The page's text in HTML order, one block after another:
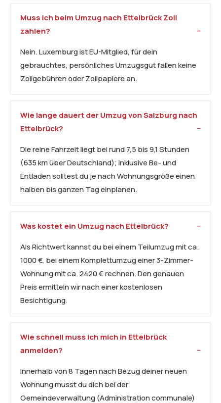
Muss ich beim Umzug nach Ettelbrück Zoll
zahlen?
Nein. Luxemburg ist EU-Mitglied, für dein
gebrauchtes, persönliches Umzugsgut fallen keine
Zollgebühren oder Zollpapiere an.
Wie lange dauert der Umzug von Salzburg nach
Ettelbrück?
Die reine Fahrzeit liegt bei rund 7,5 bis 9,1 Stunden
(635 km über Deutschland); inklusive Be- und
Entladen solltest du je nach Wohnungsgröße einen
halben bis ganzen Tag einplanen.
Was kostet ein Umzug nach Ettelbrück?
Als Richtwert kannst du bei einem Teilumzug mit ca.
1000 €, bei einem Komplettumzug einer 3-Zimmer-
Wohnung mit ca. 2420 € rechnen. Den genauen
Preis ermitteln wir nach einer kostenlosen
Besichtigung.
Wie schnell muss ich mich in Ettelbrück
anmelden?
Innerhalb von 8 Tagen nach Bezug deiner neuen
Wohnung musst du dich bei der
Gemeindeverwaltung (Administration communale)